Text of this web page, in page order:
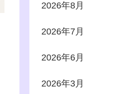
2026年8月
2026年7月
2026年6月
2026年3月